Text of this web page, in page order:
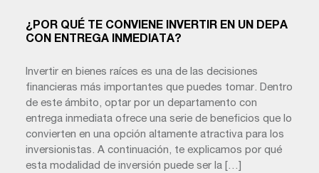
¿POR QUÉ TE CONVIENE INVERTIR EN UN DEPA
CON ENTREGA INMEDIATA?
Invertir en bienes raíces es una de las decisiones
financieras más importantes que puedes tomar. Dentro
de este ámbito, optar por un departamento con
entrega inmediata ofrece una serie de beneficios que lo
convierten en una opción altamente atractiva para los
inversionistas. A continuación, te explicamos por qué
esta modalidad de inversión puede ser la […]